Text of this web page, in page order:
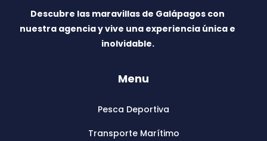
Descubre las maravillas de Galápagos con
nuestra agencia y vive una experiencia única e
inolvidable.
Menu
Pesca Deportiva
Transporte Marítimo